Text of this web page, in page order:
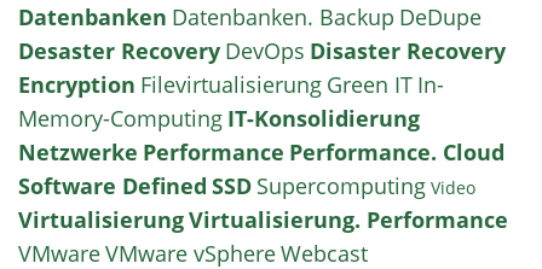
Datenbanken Datenbanken. Backup DeDupe
Desaster Recovery DevOps Disaster Recovery
Encryption Filevirtualisierung Green IT In-
Memory-Computing IT-Konsolidierung
Netzwerke Performance Performance. Cloud
Software Defined SSD Supercomputing Video
VirtualisierungVirtualisierung. Performance
VMwareVMware vSphereWebcast